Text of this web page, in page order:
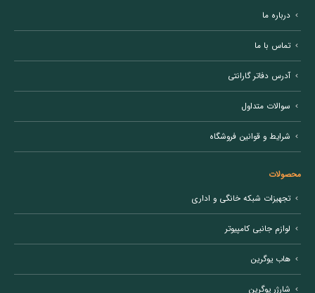
درباره ما
تماس با ما
آدرس دفاتر گارانتی
سوالات متداول
شرایط و قوانین فروشگاه
محصولات
تجهیزات شبکه خانگی و اداری
لوازم جانبی کامپیوتر
هاب یوگرین
شارژر یوگرین